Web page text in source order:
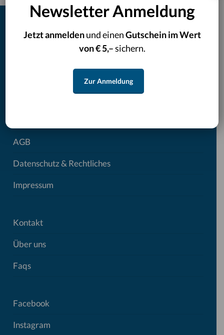
Rassebestimmung Hund
AGB
Datenschutz & Rechtliches
Impressum
Kontakt
Über uns
Faqs
Facebook
Instagram
Newsletter Anmeldung
Jetzt anmeldenund einenGutschein im Wert
von € 5,–sichern.
Zur Anmeldung